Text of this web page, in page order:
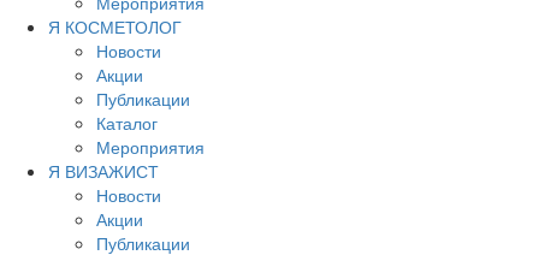
Я КОСМЕТОЛОГ
Новости
Акции
Публикации
Каталог
Мероприятия
Я ВИЗАЖИСТ
Новости
Акции
Публикации